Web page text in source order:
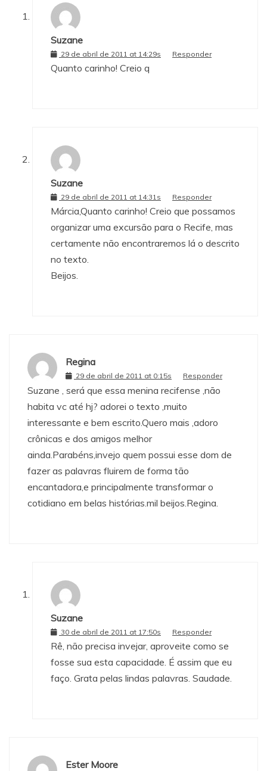
Suzane
29 de abril de 2011 at 14:29s Responder
Quanto carinho! Creio q
Suzane
29 de abril de 2011 at 14:31s Responder
Márcia,Quanto carinho! Creio que possamos
organizar uma excursão para o Recife, mas
certamente não encontraremos lá o descrito
no texto.
Beijos.
Regina
29 de abril de 2011 at 0:15s Responder
Suzane , será que essa menina recifense ,não
habita vc até hj? adorei o texto ,muito
interessante e bem escrito.Quero mais ,adoro
crônicas e dos amigos melhor
ainda.Parabéns,invejo quem possui esse dom de
fazer as palavras fluirem de forma tão
encantadora,e principalmente transformar o
cotidiano em belas histórias.mil beijos.Regina.
Suzane
30 de abril de 2011 at 17:50s Responder
Rê, não precisa invejar, aproveite como se
fosse sua esta capacidade. É assim que eu
faço. Grata pelas lindas palavras. Saudade.
Ester Moore